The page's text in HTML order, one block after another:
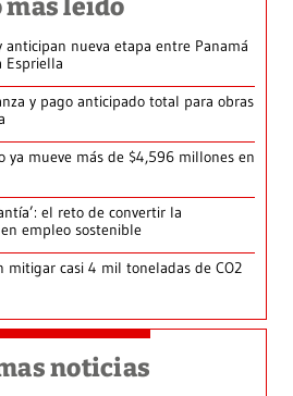
más leído
anticipan nueva etapa entre Panamá
Espriella
y pago anticipado total para obras
ya mueve más de $4,596 millones en
el reto de convertir la
empleo sostenible
mitigar casi 4 mil toneladas de CO2
noticias